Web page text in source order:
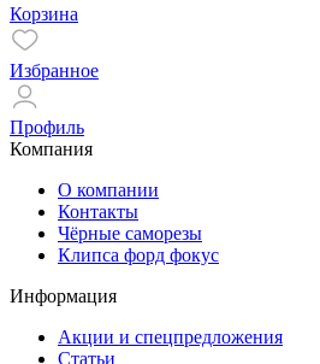
Корзина
Избранное
Профиль
Компания
О компании
Контакты
Чёрные саморезы
Клипса форд фокус
Информация
Акции и спецпредложения
Статьи